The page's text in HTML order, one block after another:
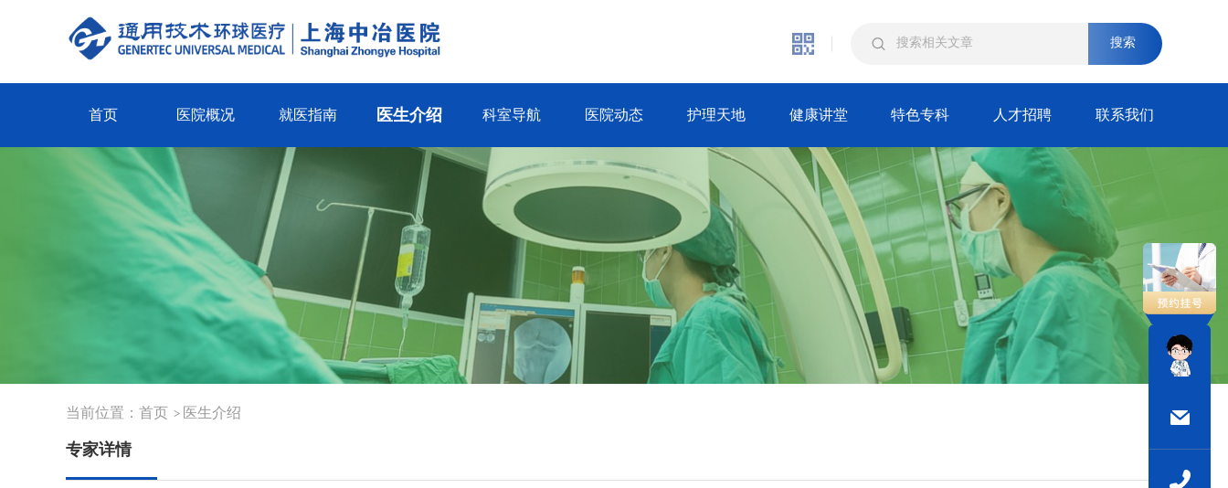
搜索
首页 医院概况 就医指南 医生介绍 科室导航 医院动态 护理天地 健康讲堂 特色专科 人才招聘 联系我们
当前位置： 首页 > 医生介绍
专家详情